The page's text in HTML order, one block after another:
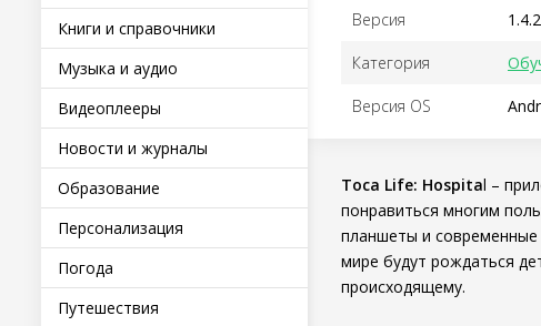
Книги и справочники
Музыка и аудио
Видеоплееры
Новости и журналы
Образование
Персонализация
Погода
Путешествия
Версия
Категория
Версия OS
Toca Life: Hospital –
понравиться многим
планшеты и
мире будут рождаться
происходящему.